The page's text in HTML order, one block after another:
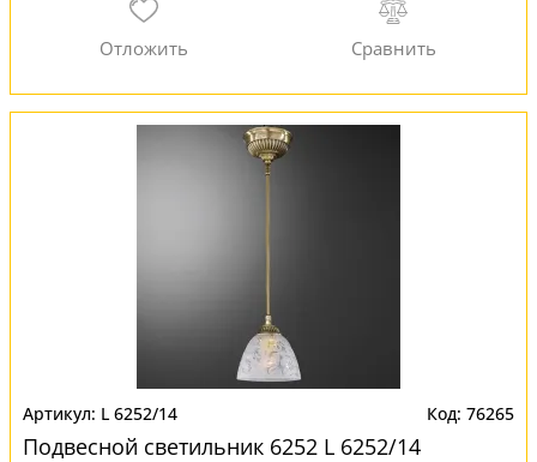
L 6252/14 76265
Подвесной светильник 6252 L 6252/14